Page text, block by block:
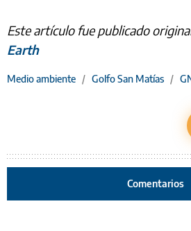
Este artículo fue publicado
Earth
Medio ambiente / Golfo San Matías /
Comentarios